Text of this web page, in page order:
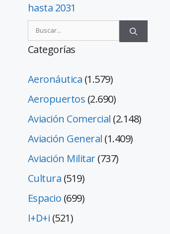
hasta 2031
Categorías
Aeronáutica (1.579)
Aeropuertos (2.690)
Aviación Comercial (2.148)
Aviación General (1.409)
Aviación Militar(737)
Cultura (519)
Espacio (699)
I+D+i (521)